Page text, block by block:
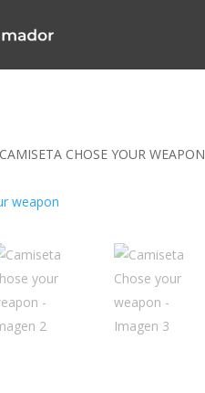
CHOSE YOUR WEAPON